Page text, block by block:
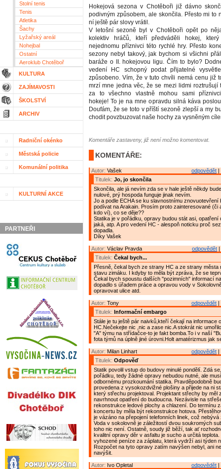
Stolní tenis
Tenis
Atletika
Šachy
Lyžařský areál
Nohejbal
Ostatní
Aeroklub Chotěboř
KULTURA
ZAJÍMAVOSTI
ŠKOLSTVÍ
ARCHIV
Radniční okénko
Městská policie
Komunální politika
KULTURNÍ AKCE
PARTNEŘI
Hokejová sezona v Chotěboři již dávno
podivným způsobem, ale skončila. Přesto mi to
ní ještě pár slovy vrátil.
V letošní sezoně byl v Chotěboři opět po
kolektiv hráčů, kteří předváděli hokej,
nejednomu příznivci této rychlé hry. Přesto
sezony nebyl takový, jak bychom si všichni
baráže o II. hokejovou ligu. Čím to bylo?
vedení HC schopný podat přijatelné
způsobeno. Vím, že v tuto chvíli nemá cenu již
mrzí mne jedna věc, že se mezi lidmi roztrušují
za to všechno vlastně mohou sami
hokeje! To je na mne opravdu silná káva
Doufám, že se toto v příští sezoně zlepší a my
chodit povzbuzovat naše hochy za vysněným
Komentáře zastaveny, již není možno komentovat.
KOMENTÁŘE:
odpovědět |
Autor: Vašek
Titulek: Jo, jo skončila
Skončila, ale já nevím zda se v hale ještě někdy
nulové, prý hospoda funguje jinak nevím.
Jo a podle ECHA se ku slavnostnímu znovuotevření
podívat na Arakain. Prosím proto zainteresované (či
kdo ví), co se děje??
Statika je v pořádku, opravy budou stát asi, opatření
jaká, atp. A pro vedení HC - alespoň noticku proč
dopadla.
Díky Vašek
odpovědět
Autor: Václav Pravda
Titulek: Čekal bych...
Přesně, čekal bych ze strany HC a ze strany města
stavu zimáku. I kdyby to měla být zpráva, že se
Čekal bych spoustu dalších "pozimních" informací
dopadlo s úřadem práce a opravou vody v
opravovat ulice atd.
odpovědět |
Autor: Tony
Titulek: Informační embargo
Stále je tu ještě pár naivků,kteří čekají na informace
HC.Nečekejte nic ,nic a zase nic.A stokrát nic
"A" týmu na střídačce-to je fakt bomba.To i v naší
fota týmů na úplně jiné úrovni.Holt amatérizmus jak
odpovědět |
Autor: Milan Linhart
Titulek: Odpověď
Statik povolil vstup do budovy minulé pondělí. Zdá
pořádku, tedy žádné opravy nebudou nutné, ale
odbornému prozkoumání statika. Pravděpodobně
provedena z vysokozdvižné plošiny a přijede na ni
který střechu projektoval. Projektant střechy by měl
navrhnout opatření do budoucna. Nezávisle na
rekonstrukce ledové plochy a chlazení. Do termínu
koncertu by měla být rekonstrukce hotova.
je vázáno na přepojení telefonních linek, což nebývá
Voda v sokolovně je záležitostí dvou soukromých
toho nic není. Ostatně, soudy již běží, tak ať
kvalitní opravy děr v asfaltu je sucho a určitá teplota.
vyhozené peníze za záplatu, která vydrží asi týden
Rozpočet na tyto opravy zatím navýšen nebyl, ani
navýšit.
odpovědět |
Autor: Ivo Opletal